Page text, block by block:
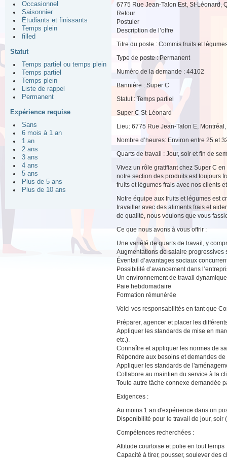
Occasionnel
Saisonnier
Étudiants et finissants
Temps plein
filled
Statut
Temps partiel ou temps plein
Temps partiel
Temps plein
Liste de rappel
Permanent
Expérience requise
Sans
6 mois à 1 an
1 an
2 ans
3 ans
4 ans
5 ans
Plus de 5 ans
Plus de 10 ans
6775 Rue Jean-Talon Est, St-Léonard,
Retour
Postuler
Description de l’offre
Titre du poste : Commis fruits et
Type de poste : Permanent
Numéro de la demande : 44102
Bannière : Super C
Statut : Temps partiel
Super C St-Léonard
Lieu: 6775 Rue Jean-Talon E,
Nombre d’heures: Environ entre 25 et
Quarts de travail : Jour, soir et fin de
Vivez un rôle gratifiant chez Super C
notre section des produits est toujours
fruits et légumes frais avec nos clients
Notre équipe aux fruits et légumes est
travailler avec des aliments frais et
de qualité, nous voulons que vous
Ce que nous avons à vous offrir :
Une variété de quarts de travail, y
Augmentations de salaire
Éventail d’avantages sociaux
Possibilité d’avancement dans
Un environnement de travail
Paie hebdomadaire
Formation rémunérée
Voici vos responsabilités en tant que
Préparer, agencer et placer les
Appliquer les standards de mise en
etc.).
Connaître et appliquer les normes de
Répondre aux besoins et demandes
Appliquer les standards de
Collabore au maintien du service à la
Toute autre tâche connexe demandée
Exigences :
Au moins 1 an d'expérience dans un
Disponibilité pour le travail de jour, soir
Compétences recherchées :
Attitude courtoise et polie en tout temps
Capacité à tirer, pousser, soulever des